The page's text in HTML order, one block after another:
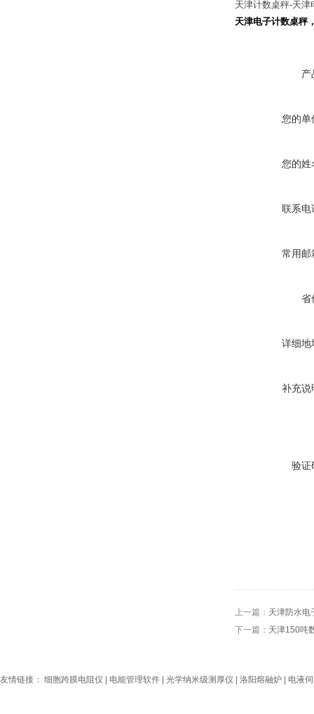
天津计数桌秤-天
天津电子计数桌秤
产
您的单
您的姓
联系电
常用邮
省
详细地
补充说
验证
上一篇： 天津防水电
下一篇： 天津150吨
友情链接： 细胞跨膜电阻仪 电能管理软件 光学纳米级测厚仪 洛阳熔融炉 电液